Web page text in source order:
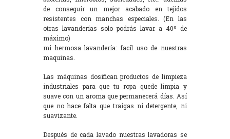
de conseguir un mejor acabado en tejidos
resistentes con manchas especiales. (En las
otras lavanderías solo podrás lavar a 40º de
máximo)
mi hermosa lavandería: facil uso de nuestras
maquinas.
Las máquinas dosifican productos de limpieza
industriales para que tu ropa quede limpia y
suave con un aroma que permanecerá días. Así
que no hace falta que traigas ni detergente, ni
suavizante.
Después de cada lavado nuestras lavadoras se